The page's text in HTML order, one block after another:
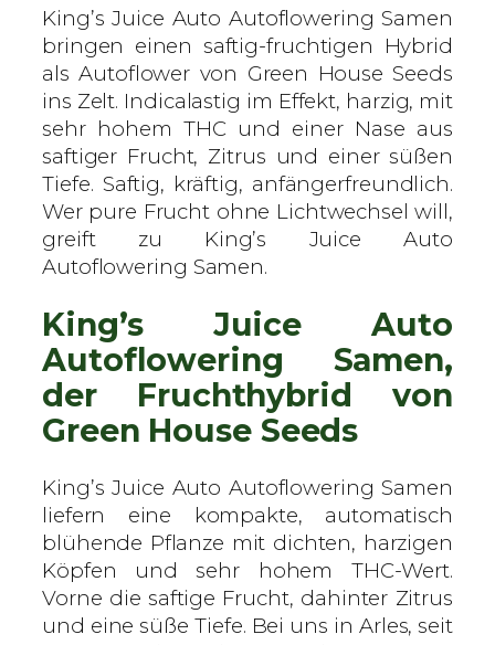
e
A
u
t
o
–
G
r
e
e
H
o
u
s
e
e
e
d
s
–
A
King’s Juice Auto Autoflowering Samen
bringen einen saftig-fruchtigen Hybrid
als Autoflower von Green House Seeds
ins Zelt. Indicalastig im Effekt, harzig, mit
sehr hohem THC und einer Nase aus
saftiger Frucht, Zitrus und einer süßen
Tiefe. Saftig, kräftig, anfängerfreundlich.
Wer pure Frucht ohne Lichtwechsel will,
greift zu King’s Juice Auto
Autoflowering Samen.
King’s Juice Auto
Autoflowering Samen,
der Fruchthybrid von
Green House Seeds
King’s Juice Auto Autoflowering Samen
liefern eine kompakte, automatisch
blühende Pflanze mit dichten, harzigen
Köpfen und sehr hohem THC-Wert.
Vorne die saftige Frucht, dahinter Zitrus
und eine süße Tiefe. Bei uns in Arles, seit